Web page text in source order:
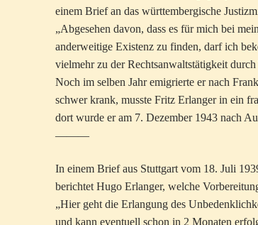
einem Brief an das württembergische
„Abgesehen davon, dass es für mich bei
anderweitige Existenz zu finden, darf ich
vielmehr zu der Rechtsanwaltstätigkeit
Noch im selben Jahr emigrierte er nach
schwer krank, musste Fritz Erlanger in ein
dort wurde er am 7. Dezember 1943 nach
———
In einem Brief aus Stuttgart vom 18. Juli
berichtet Hugo Erlanger, welche
„Hier geht die Erlangung des
und kann eventuell schon in 2 Monaten